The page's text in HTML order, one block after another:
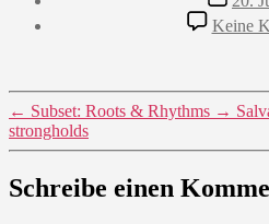
Keine
← Subset: Roots & Rhythms →
strongholds
Schreibe einen